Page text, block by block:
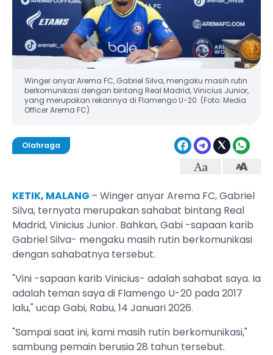
Winger anyar Arema FC, Gabriel Silva, mengaku masih rutin
berkomunikasi dengan bintang Real Madrid, Vinicius Junior,
yang merupakan rekannya di Flamengo U-20. (Foto: Media
Officer Arema FC)
Olahraga
KETIK, MALANG – Winger anyar Arema FC, Gabriel
Silva, ternyata merupakan sahabat bintang Real
Madrid, Vinicius Junior. Bahkan, Gabi -sapaan karib
Gabriel Silva- mengaku masih rutin berkomunikasi
dengan sahabatnya tersebut.
"Vini -sapaan karib Vinicius- adalah sahabat saya. Ia
adalah teman saya di Flamengo U-20 pada 2017
lalu," ucap Gabi, Rabu, 14 Januari 2026.
"Sampai saat ini, kami masih rutin berkomunikasi,"
sambung pemain berusia 28 tahun tersebut.